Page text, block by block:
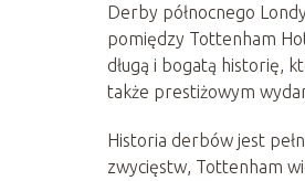
Derby północnego
pomiędzy Tottenham
długą i bogatą historię,
także prestiżowym
Historia derbów jest
zwycięstw, Tottenham